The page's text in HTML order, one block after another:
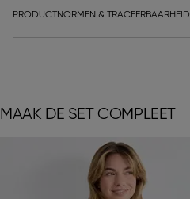
PRODUCTNORMEN & TRACEERBAARHEID
MAAK DE SET COMPLEET